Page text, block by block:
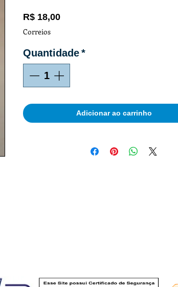
R$ 18,00Preço
Correios
Quantidade*
Adicionar ao carrinho